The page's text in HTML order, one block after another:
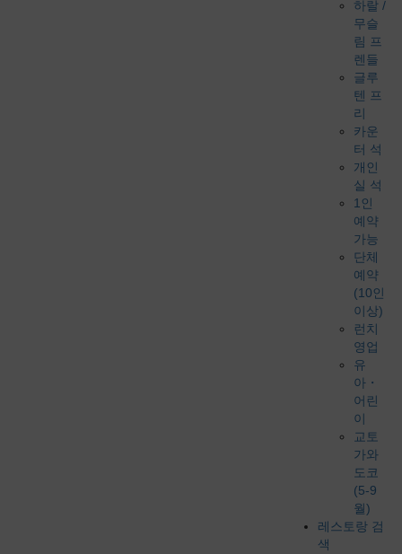
하랄 /
무슬
림 프
렌들
글루
텐 프
리
카운
터 석
개인
실 석
1인
예약
가능
단체
예약
(10인
이상)
런치
영업
유
아・
어린
이
교토
가와
도코
(5-9
월)
레스토랑 검
색